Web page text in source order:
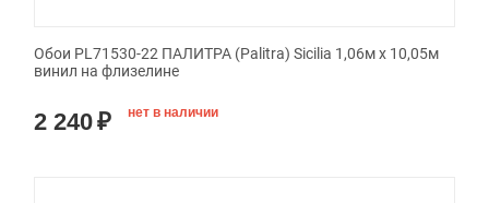
Обои PL71530-22 ПАЛИТРА (Palitra) Sicilia 1,06м х 10,05м
винил на флизелине
2 240₽ нет в наличии